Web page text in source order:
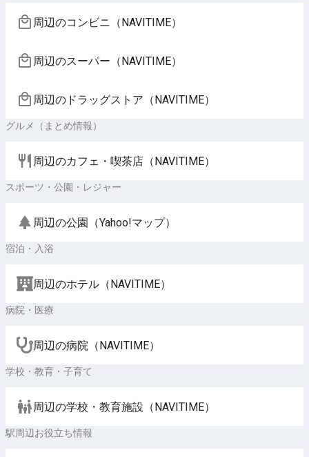
周辺のコンビニ（NAVITIME）
周辺のスーパー（NAVITIME）
周辺のドラッグストア（NAVITIME）
グルメ（まとめ情報）
周辺のカフェ・喫茶店（NAVITIME）
スポーツ・公園・レジャー
周辺の公園（Yahoo!マップ）
宿泊・入浴
周辺のホテル（NAVITIME）
病院・医療
周辺の病院（NAVITIME）
学校・教育・子育て
周辺の学校・教育施設（NAVITIME）
駅周辺お役立ち情報